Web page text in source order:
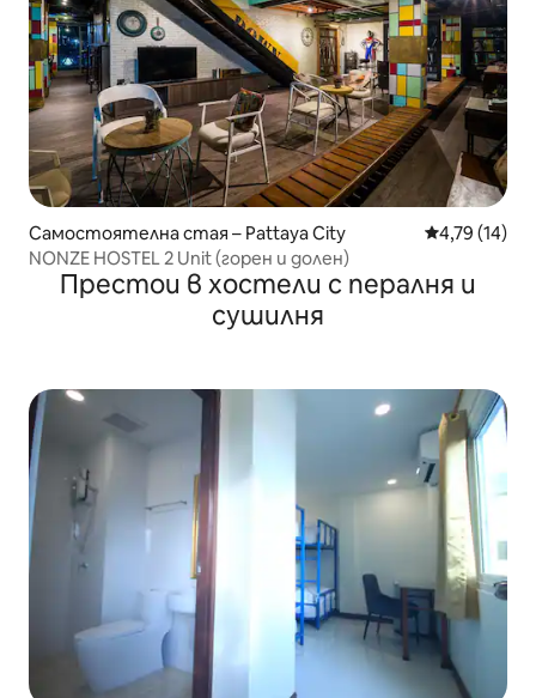
Самостоятелна стая – Pattaya City Средна
4,79 (14)
NONZE HOSTEL 2 Unit (горен и долен)
Престои в хостели с пералня и
сушилня